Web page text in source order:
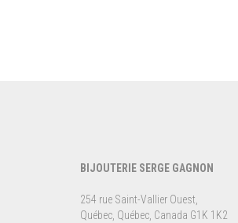
BIJOUTERIE SERGE GAGNON
254 rue Saint-Vallier Ouest,
Québec, Québec, Canada G1K 1K2